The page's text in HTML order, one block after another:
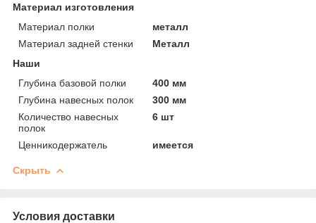
Материал изготовления
Материал полки
металл
Материал задней стенки
Металл
Наши
Глубина базовой полки
400 мм
Глубина навесных полок
300 мм
Количество навесных
полок
6 шт
Ценникодержатель имеется
Скрыть
Условия доставки